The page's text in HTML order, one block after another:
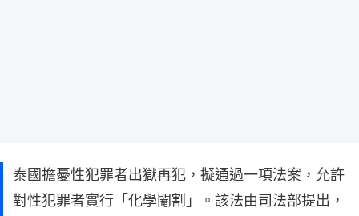
泰國擔憂性犯罪者出獄再犯，擬通過一項法案，允許
對性犯罪者實行「化學閹割」。該法由司法部提出，